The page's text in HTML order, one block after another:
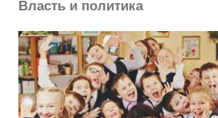
Власть и политика